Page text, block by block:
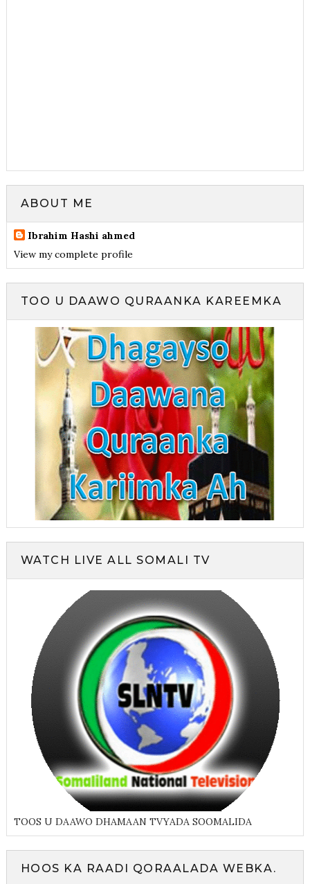
ABOUT ME
Ibrahim Hashi ahmed
View my complete profile
TOO U DAAWO QURAANKA KAREEMKA
WATCH LIVE ALL SOMALI TV
TOOS U DAAWO DHAMAAN TVYADA SOOMALIDA
HOOS KA RAADI QORAALADA WEBKA.